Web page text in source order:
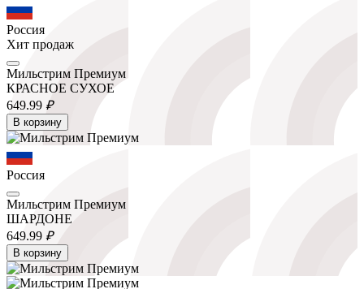
Россия
Хит продаж
Мильстрим Премиум
КРАСНОЕ СУХОЕ
649.99 ₽
В корзину
Россия
Мильстрим Премиум
ШАРДОНЕ
649.99 ₽
В корзину